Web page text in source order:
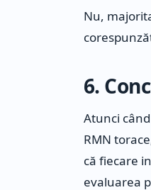
Nu,
6.
Atunci
RMN
că fiecare
evaluarea